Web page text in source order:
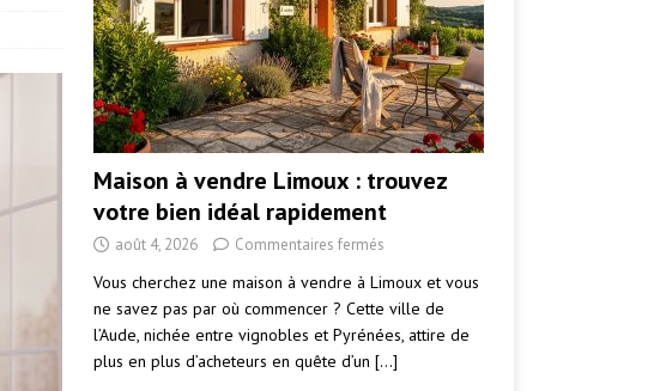
Maison à vendre Limoux : trouvez
votre bien idéal rapidement
août 4, 2026 Commentaires fermés
Vous cherchez une maison à vendre à Limoux et vous
ne savez pas par où commencer ? Cette ville de
l’Aude, nichée entre vignobles et Pyrénées, attire de
plus en plus d’acheteurs en quête d’un […]